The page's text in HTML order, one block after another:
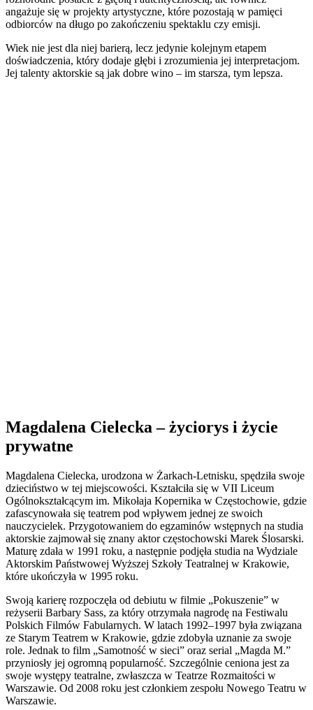
angażuje się w projekty artystyczne, które pozostają w pamięci
odbiorców na długo po zakończeniu spektaklu czy emisji.
Wiek nie jest dla niej barierą, lecz jedynie kolejnym etapem
doświadczenia, który dodaje głębi i zrozumienia jej interpretacjom.
Jej talenty aktorskie są jak dobre wino – im starsza, tym lepsza.
Magdalena Cielecka – życiorys i życie
prywatne
Magdalena Cielecka, urodzona w Żarkach-Letnisku, spędziła swoje
dzieciństwo w tej miejscowości. Kształciła się w VII Liceum
Ogólnokształcącym im. Mikołaja Kopernika w Częstochowie, gdzie
zafascynowała się teatrem pod wpływem jednej ze swoich
nauczycielek. Przygotowaniem do egzaminów wstępnych na studia
aktorskie zajmował się znany aktor częstochowski Marek Ślosarski.
Maturę zdała w 1991 roku, a następnie podjęła studia na Wydziale
Aktorskim Państwowej Wyższej Szkoły Teatralnej w Krakowie,
które ukończyła w 1995 roku.
Swoją karierę rozpoczęła od debiutu w filmie „Pokuszenie” w
reżyserii Barbary Sass, za który otrzymała nagrodę na Festiwalu
Polskich Filmów Fabularnych. W latach 1992–1997 była związana
ze Starym Teatrem w Krakowie, gdzie zdobyła uznanie za swoje
role. Jednak to film „Samotność w sieci” oraz serial „Magda M.”
przyniosły jej ogromną popularność. Szczególnie ceniona jest za
swoje występy teatralne, zwłaszcza w Teatrze Rozmaitości w
Warszawie. Od 2008 roku jest członkiem zespołu Nowego Teatru w
Warszawie.